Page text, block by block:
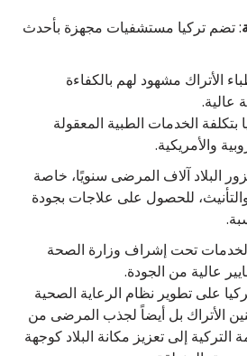
: تضم تركيا مستشفيات مجهزة بأحدث
الأتراك مشهود لهم بالكفاءة
عالية.
بتكلفة الخدمات الطبية المعقولة
والأمريكية.
البلاد آلاف المرضى سنويًا، خاصة
للحصول على علاجات بجودة
تحت إشراف وزارة الصحة
عالية من الجودة.
على تطوير نظام الرعاية الصحية
الأتراك بل أيضاً لجذب المرضى من
التركية إلى تعزيز مكانة البلاد كوجهة